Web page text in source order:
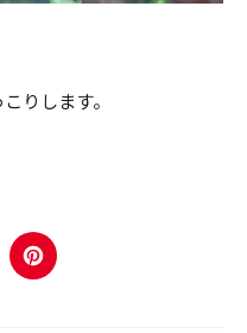
りします。